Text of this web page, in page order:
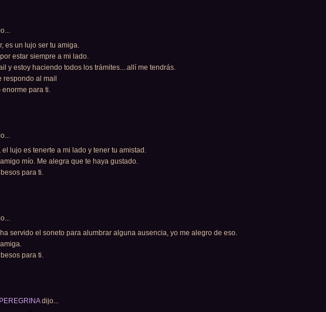
es un lujo ser tu amiga.
estar siempre a mi lado.
y estoy haciendo todos los trámites....allí me tendrás.
respondo al mail
enorme para ti.
el lujo es tenerte a mi lado y tener tu amistad.
mío. Me alegra que te haya gustado.
para ti.
servido el soneto para alumbrar alguna ausencia, yo me alegro de eso.
para ti.
dijo...